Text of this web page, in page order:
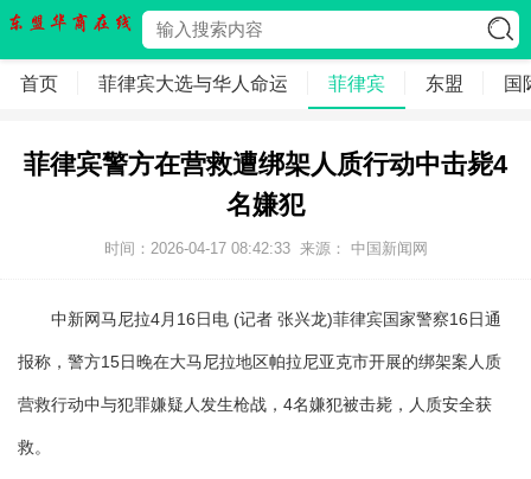
首页 菲律宾大选与华人命运 菲律宾 东盟 国
菲律宾警方在营救遭绑架人质行动中击毙4
名嫌犯
时间：2026-04-17 08:42:33 来源： 中国新闻网
中新网马尼拉4月16日电 (记者 张兴龙)菲律宾国家警察16日通
报称，警方15日晚在大马尼拉地区帕拉尼亚克市开展的绑架案人质
营救行动中与犯罪嫌疑人发生枪战，4名嫌犯被击毙，人质安全获
救。